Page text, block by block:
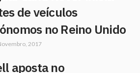
de veículos
no Reino Unido
2017
aposta no